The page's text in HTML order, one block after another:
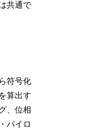
共通で
符号化
算出す
、位相
パイロ